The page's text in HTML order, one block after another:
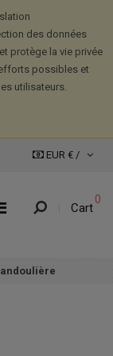
des données
protège la vie privée
possibles et
utilisateurs.
EUR € /
Cart
0